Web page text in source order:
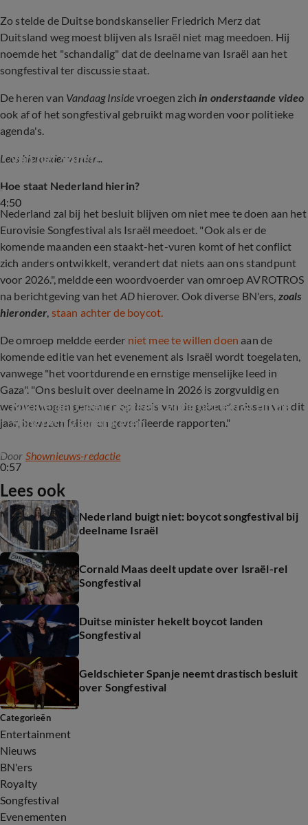
Zo stelde de Duitse bondskanselier Friedrich Merz dat
Duitsland weg moest blijven als Israël niet mag meedoen. Hij
noemde het "schandalig" dat de deelname van Israël aan het
songfestival ter discussie staat.
De heren van Vandaag Insidevroegen zich in onderstaande video
ook af of het songfestival gebruikt mag worden voor politieke
agenda's.
Lees hieronder verder...
4:50
van het Songfestival als Israël meedoet?'
Hoe staat Nederland hierin?
Nederland zal bij het besluit blijven om niet mee te doen aan het
Eurovisie Songfestival als Israël meedoet. "Ook als er de
komende maanden een staakt-het-vuren komt of het conflict
zich anders ontwikkelt, verandert dat niets aan ons standpunt
voor 2026.", meldde een woordvoerder van omroep AVROTROS
na berichtgeving van het AD hierover. Ook diverse BN'ers, zoals
hieronder, staan achter de boycot.
De omroep meldde eerder niet mee te willen doen aan de
komende editie van het evenement als Israël wordt toegelaten,
vanwege "het voortdurende en ernstige menselijke leed in
Gaza". "Ons besluit over deelname in 2026 is zorgvuldig en
weloverwogen genomen op basis van de gebeurtenissen van dit
jaar, bewezen feiten en geverifieerde rapporten."
0:57
Nikkie de Jager reageert voor het eerst op de
Songfestivalperikelen
Door Shownieuws-redactie
Lees ook
Nederland buigt niet: boycot songfestival bij
deelname Israël
Cornald Maas deelt update over Israël-rel
Songfestival
Duitse minister hekelt boycot landen
Songfestival
Geldschieter Spanje neemt drastisch besluit
over Songfestival
Categorieën
Entertainment
Nieuws
BN'ers
Royalty
Songfestival
Evenementen